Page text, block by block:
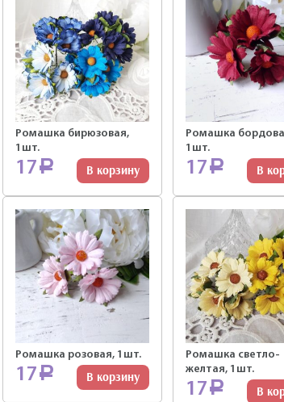
Ромашка бирюзовая,
1шт.
17 Р В корзину
Ромашка
1шт.
17 Р В
Ромашка розовая, 1шт.
17 Р В корзину
Ромашка светло-
желтая, 1шт.
17 Р В